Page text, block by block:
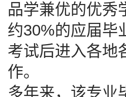
品学兼优的优秀
约30%的应届毕
考试后进入各地
作。
多年来，该专业